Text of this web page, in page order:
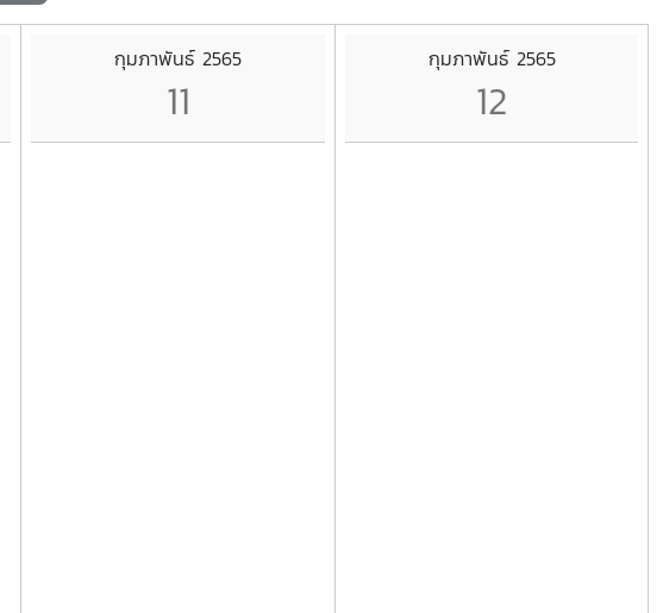
กุมภาพันธ์ 2565
11
กุมภาพันธ์ 2565
12